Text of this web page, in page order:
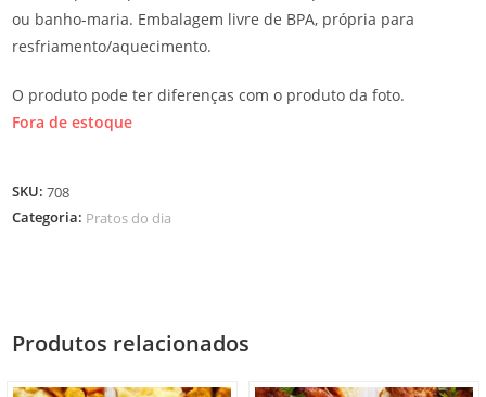
ou banho-maria. Embalagem livre de BPA, própria para
resfriamento/aquecimento.
O produto pode ter diferenças com o produto da foto.
Fora de estoque
SKU:708
Categoria: Pratos do dia
Produtos relacionados